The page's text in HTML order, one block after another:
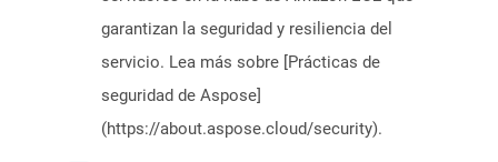
garantizan la seguridad y resiliencia del
servicio. Lea más sobre [Prácticas de
seguridad de Aspose]
(https://about.aspose.cloud/security).